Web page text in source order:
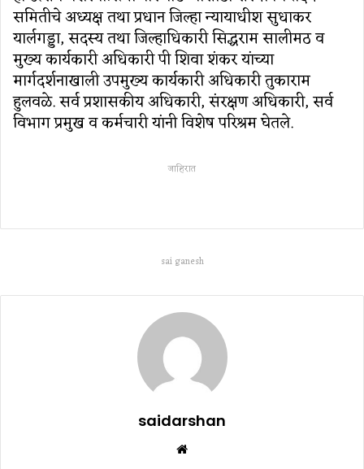
समितीचे अध्‍यक्ष तथा प्रधान जिल्‍हा न्‍यायाधीश सुधाकर
यार्लगड्डा, सदस्‍य तथा जिल्‍हाधिकारी सिद्धराम सालीमठ व
मुख्‍य कार्यकारी अधिकारी पी शिवा शंकर यांच्‍या
मार्गदर्शनाखाली उपमुख्‍य कार्यकारी अधिकारी तुकाराम
हुलवळे. सर्व प्रशासकीय अधिकारी, संरक्षण अधिकारी, सर्व
विभाग प्रमुख व कर्मचारी यांनी विशेष परिश्रम घेतले.
जाहिरात
sai ganesh
saidarshan